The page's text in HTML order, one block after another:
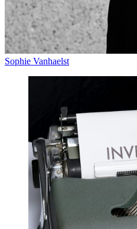
Sophie Vanhaelst